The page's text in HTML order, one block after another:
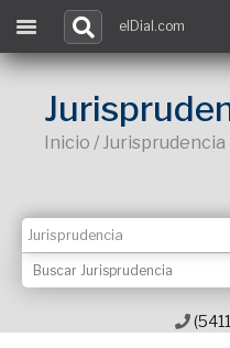
elDial.com
Inicio / Jurisprudencia